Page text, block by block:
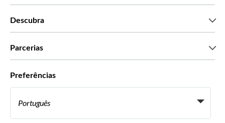
Descubra
Parcerias
Agências de viagem
Preferências
Português